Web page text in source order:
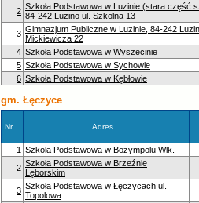
2 Szkoła Podstawowa w Luzinie (stara część
84-242 Luzino ul. Szkolna 13
3 Gimnazjum Publiczne w Luzinie, 84-242
Mickiewicza 22
4 Szkoła Podstawowa w Wyszecinie
5 Szkoła Podstawowa w Sychowie
6 Szkoła Podstawowa w Kębłowie
gm. Łęczyce
Nr Adres
1 Szkoła Podstawowa w Bożympolu Wlk.
2 Szkoła Podstawowa w Brzeźnie
Lęborskim
3 Szkoła Podstawowa w Łęczycach ul.
Topolowa